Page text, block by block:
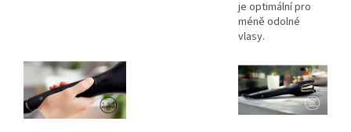
je optimální pro
méně odolné
vlasy.